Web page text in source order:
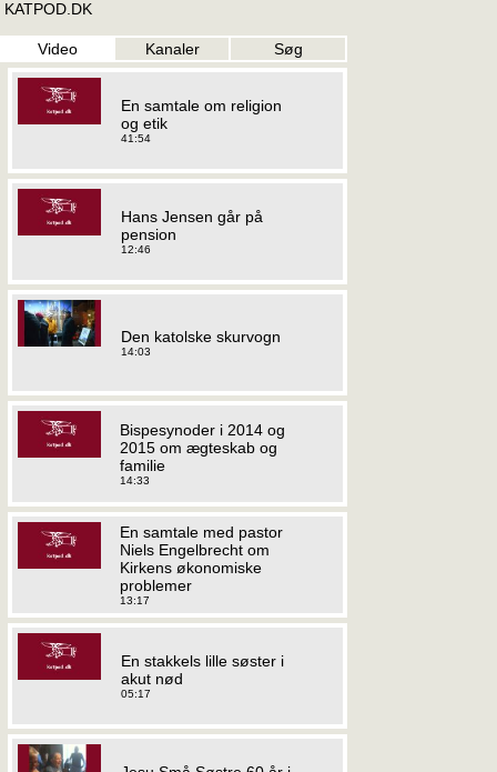
KATPOD.DK
Video Kanaler Søg
En samtale om religion
og etik
41:54
Hans Jensen går på
pension
12:46
Den katolske skurvogn
14:03
Bispesynoder i 2014 og
2015 om ægteskab og
familie
14:33
En samtale med pastor
Niels Engelbrecht om
Kirkens økonomiske
problemer
13:17
En stakkels lille søster i
akut nød
05:17